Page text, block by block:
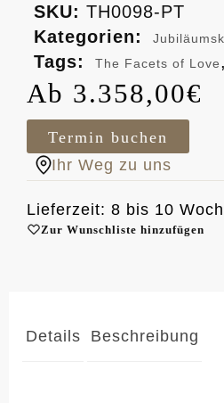
SKU: TH0098-PT
Kategorien:
Tags: The Facets of Love,
3.358,00€
Termin buchen
Ihr Weg zu uns
Lieferzeit: 8 bis 10
Zur Wunschliste hinzufügen
Details Beschreibung